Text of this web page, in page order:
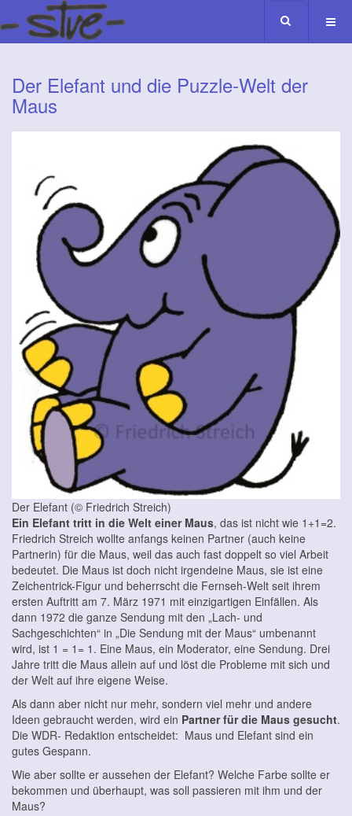
Der Elefant und die Puzzle-Welt der
Maus
Der Elefant (© Friedrich Streich)
Ein Elefant tritt in die Welt einer Maus, das ist nicht wie 1+1=2.
Friedrich Streich wollte anfangs keinen Partner (auch keine
Partnerin) für die Maus, weil das auch fast doppelt so viel Arbeit
bedeutet. Die Maus ist doch nicht irgendeine Maus, sie ist eine
Zeichentrick-Figur und beherrscht die Fernseh-Welt seit ihrem
ersten Auftritt am 7. März 1971 mit einzigartigen Einfällen. Als
dann 1972 die ganze Sendung mit den „Lach- und
Sachgeschichten“ in „Die Sendung mit der Maus“ umbenannt
wird, ist 1 = 1= 1. Eine Maus, ein Moderator, eine Sendung. Drei
Jahre tritt die Maus allein auf und löst die Probleme mit sich und
der Welt auf ihre eigene Weise.
Als dann aber nicht nur mehr, sondern viel mehr und andere
Ideen gebraucht werden, wird ein Partner für die Maus gesucht.
Die WDR- Redaktion entscheidet: Maus und Elefant sind ein
gutes Gespann.
Wie aber sollte er aussehen der Elefant? Welche Farbe sollte er
bekommen und überhaupt, was soll passieren mit ihm und der
Maus?